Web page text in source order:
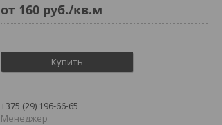
от 160 руб./кв.м
Купить
+375 (29) 196-66-65
Менеджер